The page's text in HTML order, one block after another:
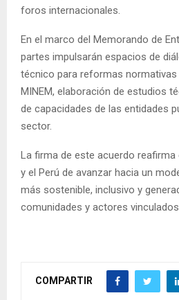
foros internacionales.
En el marco del Memorando de
partes impulsarán espacios de
técnico para reformas normativas
MINEM, elaboración de estudios
de capacidades de las entidades
sector.
La firma de este acuerdo
y el Perú de avanzar hacia un
más sostenible, inclusivo y
comunidades y actores vinculados
COMPARTIR